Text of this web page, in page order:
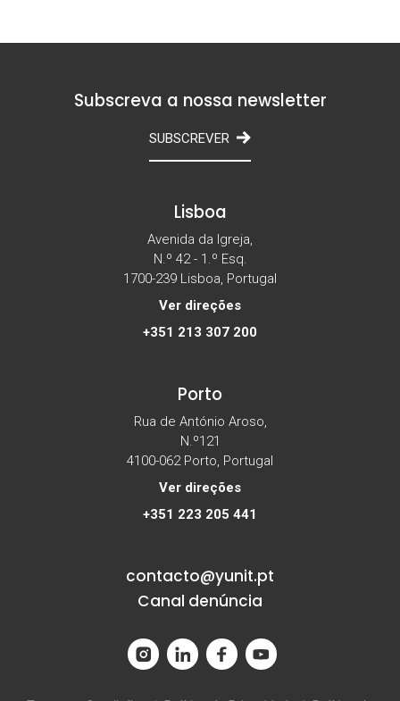
Subscreva a nossa newsletter
SUBSCREVER
Lisboa
Avenida da Igreja,
N.º 42 - 1.º Esq.
1700-239 Lisboa, Portugal
Ver direções
+351 213 307 200
Porto
Rua de António Aroso,
N.º121
4100-062 Porto, Portugal
Ver direções
+351 223 205 441
contacto@yunit.pt
Canal denúncia